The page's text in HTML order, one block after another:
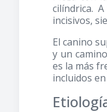
cilíndrica.
incisivos,
El canino
y un
es la más
incluidos